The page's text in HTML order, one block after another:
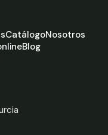
CatálogoNosotros
Blog